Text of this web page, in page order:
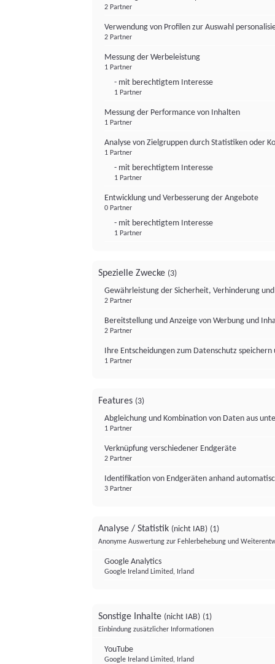
2 Partner
Verwendung von Profilen zur Auswahl
2 Partner
Messung der Werbeleistung
1 Partner
- mit berechtigtem Interesse
1 Partner
Messung der Performance von Inhalten
1 Partner
Analyse von Zielgruppen durch Statistiken oder
1 Partner
- mit berechtigtem Interesse
1 Partner
Entwicklung und Verbesserung der Angebote
0 Partner
- mit berechtigtem Interesse
1 Partner
Spezielle Zwecke (3)
Gewährleistung der Sicherheit, Verhinderung
2 Partner
Bereitstellung und Anzeige von Werbung und
2 Partner
Ihre Entscheidungen zum Datenschutz
1 Partner
Features (3)
Abgleichung und Kombination von Daten aus
1 Partner
Verknüpfung verschiedener Endgeräte
2 Partner
Identifikation von Endgeräten anhand
3 Partner
Analyse / Statistik (nicht IAB) (1)
Anonyme Auswertung zur Fehlerbehebung und
Google Analytics
Google Ireland Limited, Irland
Sonstige Inhalte (nicht IAB) (1)
Einbindung zusätzlicher Informationen
YouTube
Google Ireland Limited, Irland